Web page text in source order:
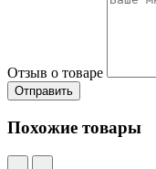
Отзыв о товаре
Похожие товары